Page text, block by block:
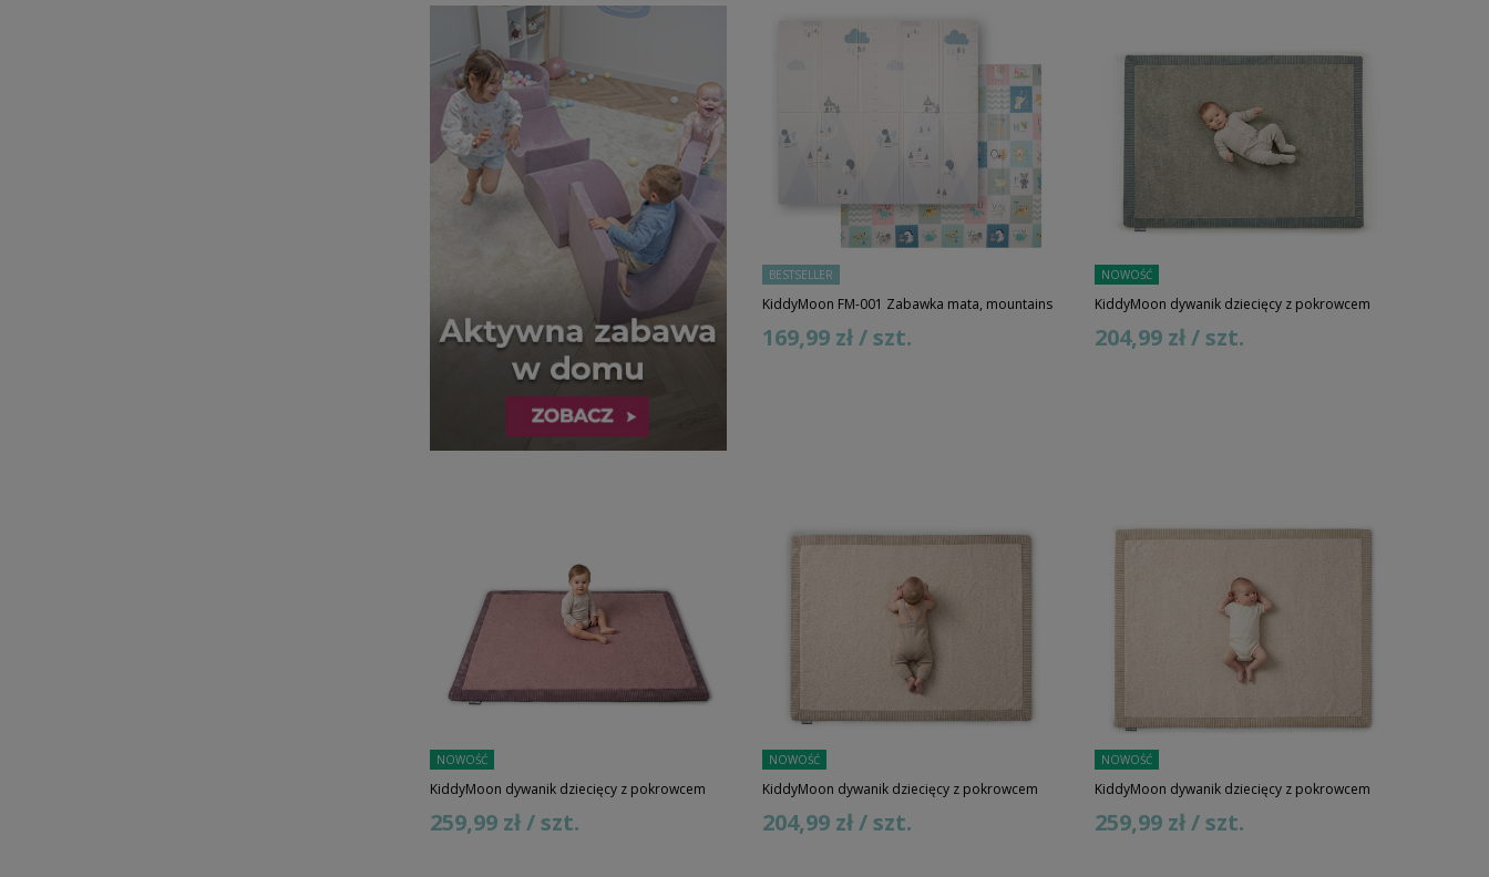
BESTSELLER
KiddyMoon FM-001 Zabawka mata, mountains
169,99 zł / szt.
NOWOŚĆ
KiddyMoon dywanik dziecięcy z pokrowcem
204,99 zł / szt.
NOWOŚĆ
KiddyMoon dywanik dziecięcy z pokrowcem
259,99 zł / szt.
NOWOŚĆ
KiddyMoon dywanik dziecięcy z pokrowcem
204,99 zł / szt.
NOWOŚĆ
KiddyMoon dywanik dziecięcy z pokrowcem
259,99 zł / szt.